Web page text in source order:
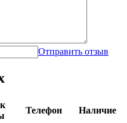
Отправить отзыв
Телефон
Наличие